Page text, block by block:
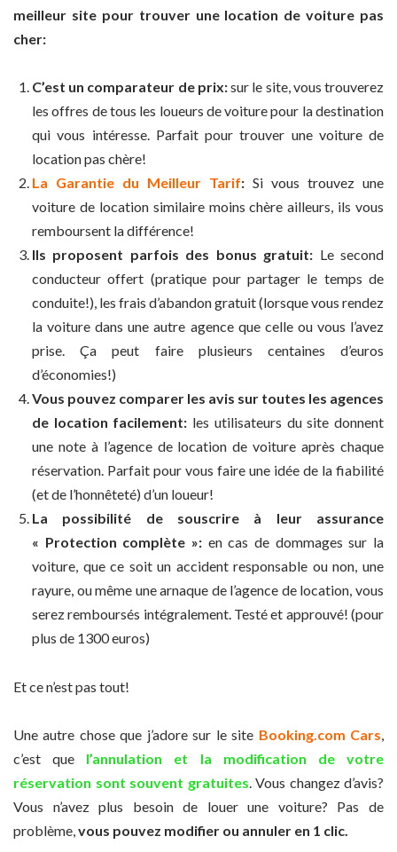
meilleur site pour trouver une location de voiture pas
cher:
C’est un comparateur de prix:sur le site, vous trouverez
les offres de tous les loueurs de voiture pour la destination
qui vous intéresse. Parfait pour trouver une voiture de
location pas chère!
La Garantie du Meilleur Tarif: Si vous trouvez une
voiture de location similaire moins chère ailleurs, ils vous
remboursent la différence!
Ils proposent parfois des bonus gratuit: Le second
conducteur offert (pratique pour partager le temps de
conduite!), les frais d’abandon gratuit (lorsque vous rendez
la voiture dans une autre agence que celle ou vous l’avez
prise. Ça peut faire plusieurs centaines d’euros
d’économies!)
Vous pouvez comparer les avis sur toutes les agences
de location facilement: les utilisateurs du site donnent
une note à l’agence de location de voiture après chaque
réservation. Parfait pour vous faire une idée de la fiabilité
(et de l’honnêteté) d’un loueur!
La possibilité de souscrire à leur assurance
« Protection complète »: en cas de dommages sur la
voiture, que ce soit un accident responsable ou non, une
rayure, ou même une arnaque de l’agence de location, vous
serez remboursés intégralement. Testé et approuvé! (pour
plus de 1300 euros)
Et ce n’est pas tout!
Une autre chose que j’adore sur le site Booking.com Cars,
c’est que l’annulation et la modification de votre
réservation sont souvent gratuites. Vous changez d’avis?
Vous n’avez plus besoin de louer une voiture? Pas de
problème,vous pouvez modifier ou annuler en 1 clic.